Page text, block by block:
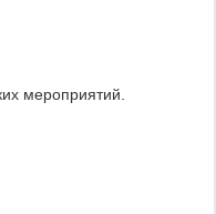
мероприятий.